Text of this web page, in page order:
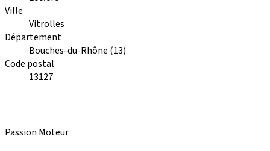
Ville
Vitrolles
Département
Bouches-du-Rhône (13)
Code postal
13127
Passion Moteur